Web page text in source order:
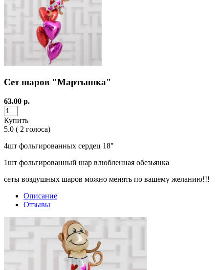
Сет шаров "Мартышка"
63.00 р.
Купить
5.0 ( 2 голоса)
4шт фольгированных сердец 18"
1шт фольгированный шар влюбленная обезьянка
сеты воздушных шаров можно менять по вашему желанию!!!
Описание
Отзывы